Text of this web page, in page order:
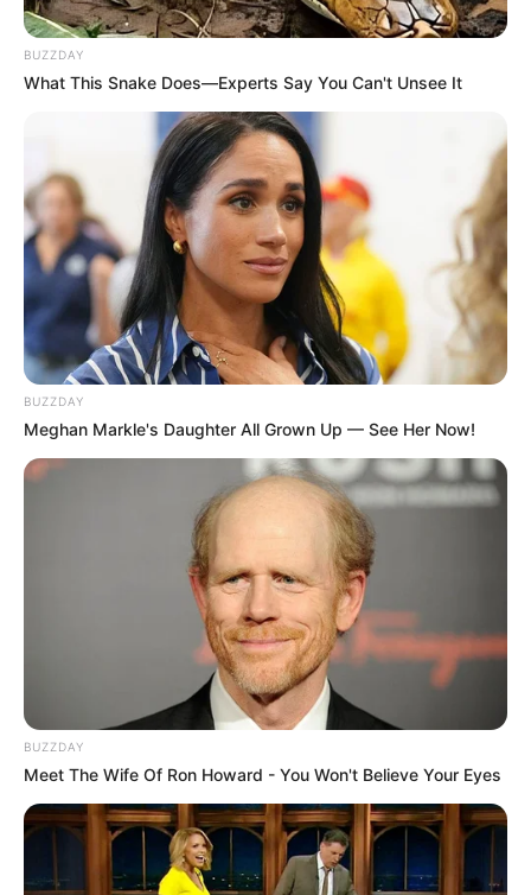
09:04 / 06 Avqust 2026 CƏMİYYƏT
Avqustda pulu tükənməyəcək bürclər
68 0 0
09:01 / 06 Avqust 2026 CƏMİYYƏT
DİQQƏT! Bu ərazilərdə
68 0
BUZZDAY
What This Snake Does—Experts Say You Can't Unsee It
BUZZDAY
Meghan Markle's Daughter All Grown Up — See Her Now!
BUZZDAY
Meet The Wife Of Ron Howard - You Won't Believe Your Eyes